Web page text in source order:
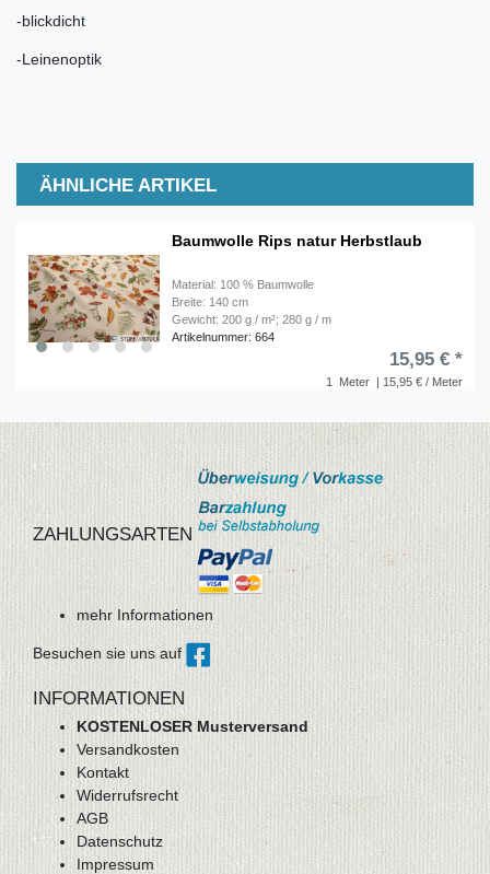
-blickdicht
-Leinenoptik
ÄHNLICHE ARTIKEL
Baumwolle Rips natur Herbstlaub
Material: 100 % Baumwolle
Breite: 140 cm
Gewicht: 200 g / m²; 280 g / m
Artikelnummer: 664
1 Meter | 15,95 € / Meter
15,95 € *
ZAHLUNGSARTEN
mehr Informationen
Besuchen sie uns auf
INFORMATIONEN
KOSTENLOSER Musterversand
Versandkosten
Kontakt
Widerrufsrecht
AGB
Datenschutz
Impressum